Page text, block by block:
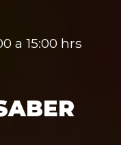
a 15:00 hrs